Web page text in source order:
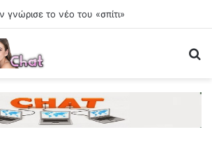
γνώρισε το νέο του «σπίτι»